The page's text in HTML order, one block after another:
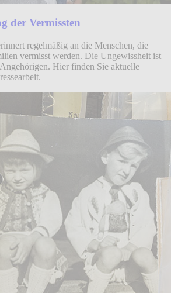
der Vermissten
regelmäßig an die Menschen, die
vermisst werden. Die Ungewissheit ist
Hier finden Sie aktuelle